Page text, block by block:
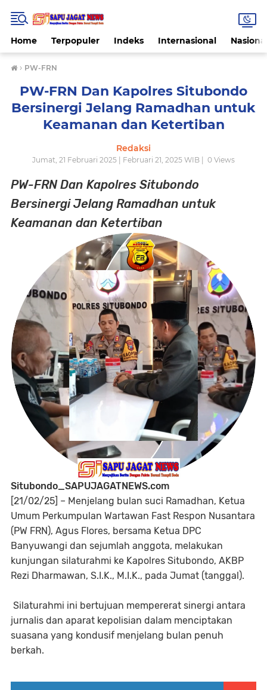
Home Terpopuler Indeks Internasional
› PW-FRN
PW-FRN Dan Kapolres Situbondo
Bersinergi Jelang Ramadhan untuk
Keamanan dan Ketertiban
Redaksi
Jumat, 21 Februari 2025 | Februari 21, 2025 WIB | 0 Views
PW-FRN Dan Kapolres Situbondo
Bersinergi Jelang Ramadhan untuk
Keamanan dan Ketertiban
Situbondo_SAPUJAGATNEWS.com
[21/02/25] – Menjelang bulan suci Ramadhan, Ketua
Umum Perkumpulan Wartawan Fast Respon Nusantara
(PW FRN), Agus Flores, bersama Ketua DPC
Banyuwangi dan sejumlah anggota, melakukan
kunjungan silaturahmi ke Kapolres Situbondo, AKBP
Rezi Dharmawan, S.I.K., M.I.K., pada Jumat (tanggal).
Silaturahmi ini bertujuan mempererat sinergi antara
jurnalis dan aparat kepolisian dalam menciptakan
suasana yang kondusif menjelang bulan penuh
berkah.